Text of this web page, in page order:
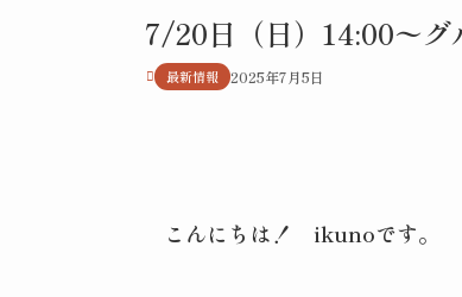
7/20日（日）14:00〜グ
最新情報 2025年7月5日
こんにちは！ ikunoです。